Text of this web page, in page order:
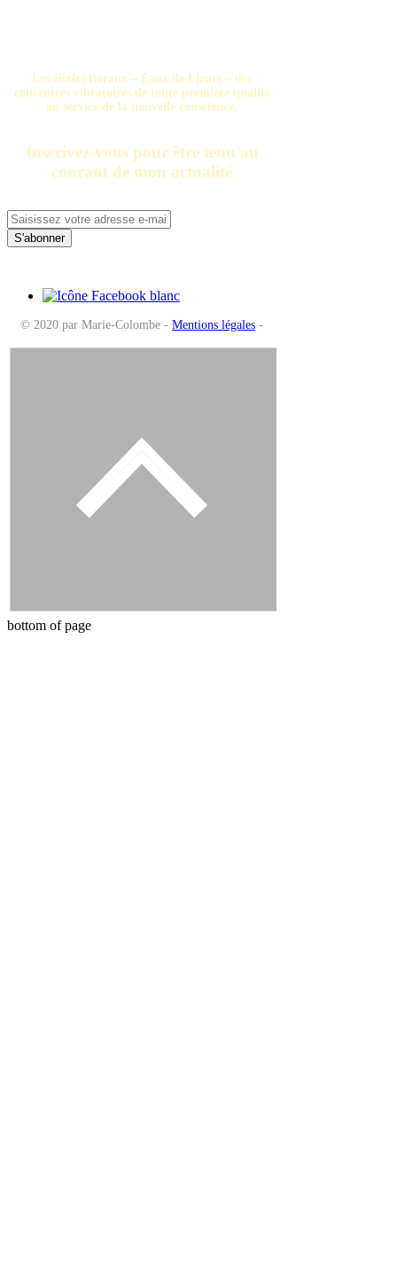
Les élixirs floraux – Eaux de Fleurs – des
concentrés vibratoires de toute première qualité
au service de la nouvelle conscience.
​Inscrivez-vous pour être tenu au
courant de mon actualité
S'abonner
© 2020 par Marie-Colombe - Mentions légales -
bottom of page